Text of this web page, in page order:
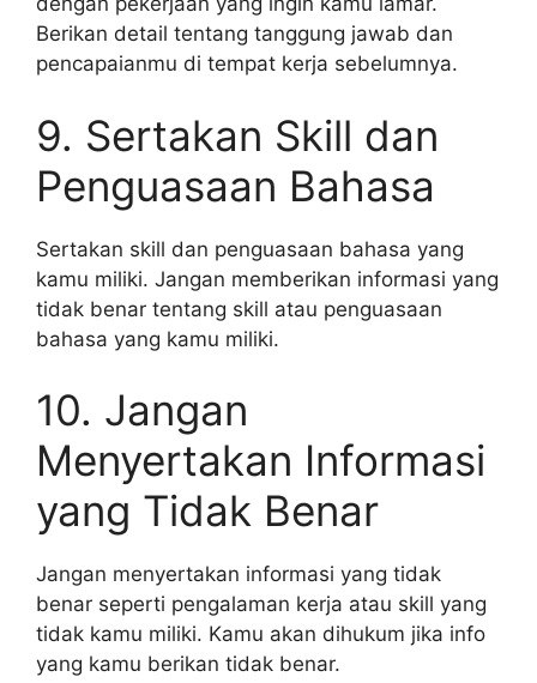
Berikan detail tentang tanggung jawab dan
pencapaianmu di tempat kerja sebelumnya.
9. Sertakan Skill dan
Penguasaan Bahasa
Sertakan skill dan penguasaan bahasa yang
kamu miliki. Jangan memberikan informasi yang
tidak benar tentang skill atau penguasaan
bahasa yang kamu miliki.
10. Jangan
Menyertakan Informasi
yang Tidak Benar
Jangan menyertakan informasi yang tidak
benar seperti pengalaman kerja atau skill yang
tidak kamu miliki. Kamu akan dihukum jika info
yang kamu berikan tidak benar.